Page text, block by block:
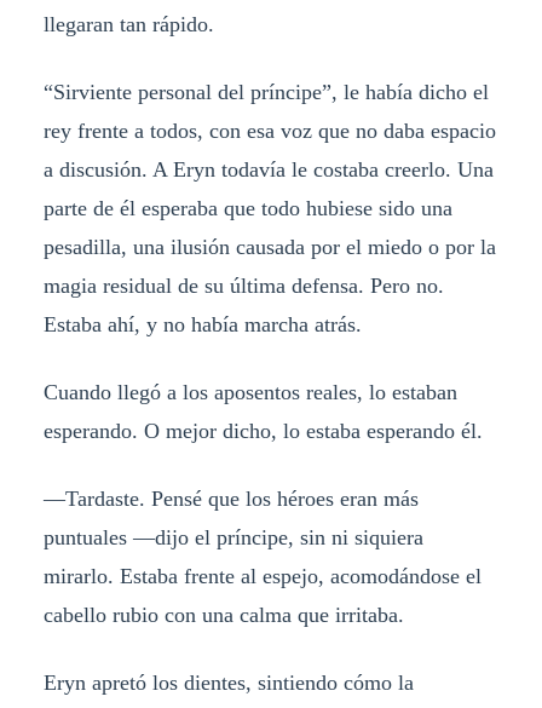
llegaran tan rápido.
“Sirviente personal del príncipe”, le había dicho el
rey frente a todos, con esa voz que no daba espacio
a discusión. A Eryn todavía le costaba creerlo. Una
parte de él esperaba que todo hubiese sido una
pesadilla, una ilusión causada por el miedo o por la
magia residual de su última defensa. Pero no.
Estaba ahí, y no había marcha atrás.
Cuando llegó a los aposentos reales, lo estaban
esperando. O mejor dicho, lo estaba esperando él.
—Tardaste. Pensé que los héroes eran más
puntuales —dijo el príncipe, sin ni siquiera
mirarlo. Estaba frente al espejo, acomodándose el
cabello rubio con una calma que irritaba.
Eryn apretó los dientes, sintiendo cómo la